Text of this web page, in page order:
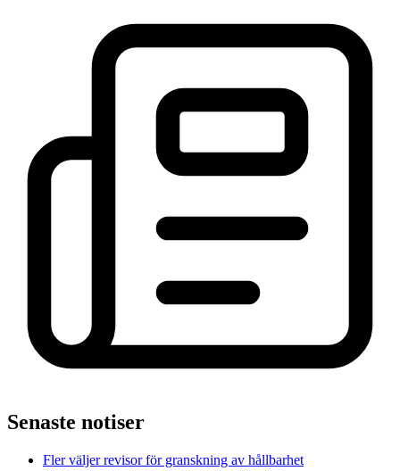
Senaste notiser
Fler väljer revisor för granskning av hållbarhet